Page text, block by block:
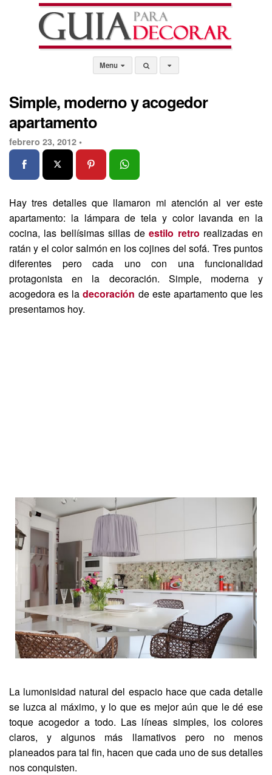
Menu
Simple, moderno y acogedor
apartamento
febrero 23, 2012 •
Hay tres detalles que llamaron mi atención al ver este
apartamento: la lámpara de tela y color lavanda en la
cocina, las bellísimas sillas deestilo retro realizadas en
ratán y el color salmón en los cojines del sofá. Tres puntos
diferentes pero cada uno con una funcionalidad
protagonista en la decoración. Simple, moderna y
acogedora es ladecoración de este apartamento que les
presentamos hoy.
La lumonisidad natural del espacio hace que cada detalle
se luzca al máximo, y lo que es mejor aún que le dé ese
toque acogedor a todo. Las líneas simples, los colores
claros, y algunos más llamativos pero no menos
planeados para tal fin, hacen que cada uno de sus detalles
nos conquisten.